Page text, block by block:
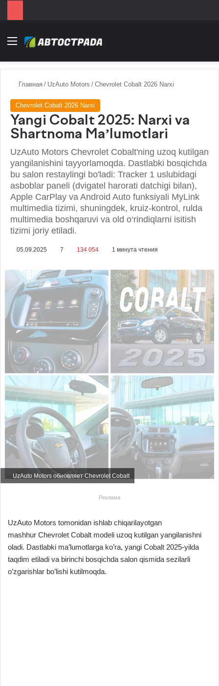
Menu
Главная / UzAuto Motors / Chevrolet Cobalt 2026 Narxi
Chevrolet Cobalt 2026 Narxi
Yangi Cobalt 2025: Narxi va
Shartnoma Ma’lumotlari
UzAuto Motors Chevrolet Cobalt'ning uzoq kutilgan
yangilanishini tayyorlamoqda. Dastlabki bosqichda
bu salon restaylingi bo'ladi: Tracker 1 uslubidagi
asboblar paneli (dvigatel harorati datchigi bilan),
Apple CarPlay va Android Auto funksiyali MyLink
multimedia tizimi, shuningdek, kruiz-kontrol, rulda
multimedia boshqaruvi va old o‘rindiqlarni isitish
tizimi joriy etiladi.
05.09.2025 7 134 054 1 минута чтения
UzAuto Motors обновляет Chevrolet Cobalt
Реклама
UzAuto Motors tomonidan ishlab chiqarilayotgan
mashhur Chevrolet Cobalt modeli uzoq kutilgan yangilanishni
oladi. Dastlabki ma’lumotlarga ko’ra, yangi Cobalt 2025-yilda
taqdim etiladi va birinchi bosqichda salon qismida sezilarli
o’zgarishlar bo’lishi kutilmoqda.